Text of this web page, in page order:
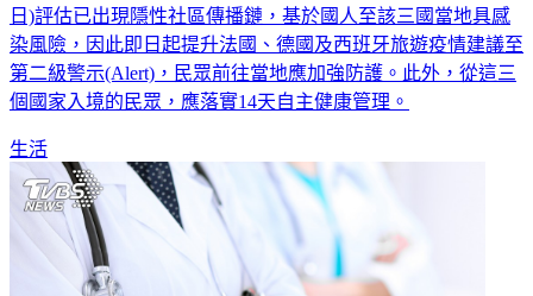
日)評估已出現隱性社區傳播鏈，基於國人至該三國當地具感
染風險，因此即日起提升法國、德國及西班牙旅遊疫情建議至
第二級警示(Alert)，民眾前往當地應加強防護。此外，從這三
個國家入境的民眾，應落實14天自主健康管理。
生活